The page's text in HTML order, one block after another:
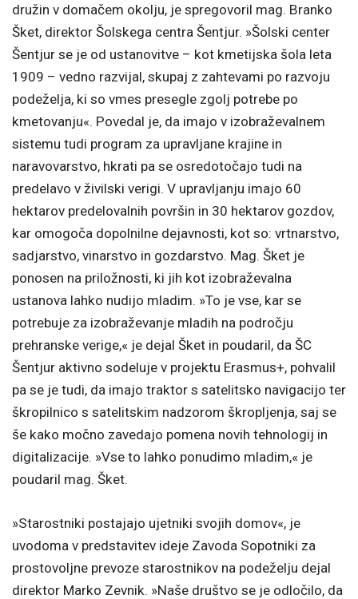
družin v domačem okolju, je spregovoril mag. Branko
Šket, direktor Šolskega centra Šentjur. »Šolski center
Šentjur se je od ustanovitve – kot kmetijska šola leta
1909 – vedno razvijal, skupaj z zahtevami po razvoju
podeželja, ki so vmes presegle zgolj potrebe po
kmetovanju«. Povedal je, da imajo v izobraževalnem
sistemu tudi program za upravljane krajine in
naravovarstvo, hkrati pa se osredotočajo tudi na
predelavo v živilski verigi. V upravljanju imajo 60
hektarov predelovalnih površin in 30 hektarov gozdov,
kar omogoča dopolnilne dejavnosti, kot so: vrtnarstvo,
sadjarstvo, vinarstvo in gozdarstvo. Mag. Šket je
ponosen na priložnosti, ki jih kot izobraževalna
ustanova lahko nudijo mladim. »To je vse, kar se
potrebuje za izobraževanje mladih na področju
prehranske verige,« je dejal Šket in poudaril, da ŠC
Šentjur aktivno sodeluje v projektu Erasmus+, pohvalil
pa se je tudi, da imajo traktor s satelitsko navigacijo ter
škropilnico s satelitskim nadzorom škropljenja, saj se
še kako močno zavedajo pomena novih tehnologij in
digitalizacije. »Vse to lahko ponudimo mladim,« je
poudaril mag. Šket.
»Starostniki postajajo ujetniki svojih domov«, je
uvodoma v predstavitev ideje Zavoda Sopotniki za
prostovoljne prevoze starostnikov na podeželju dejal
direktor Marko Zevnik. »Naše društvo se je odločilo, da